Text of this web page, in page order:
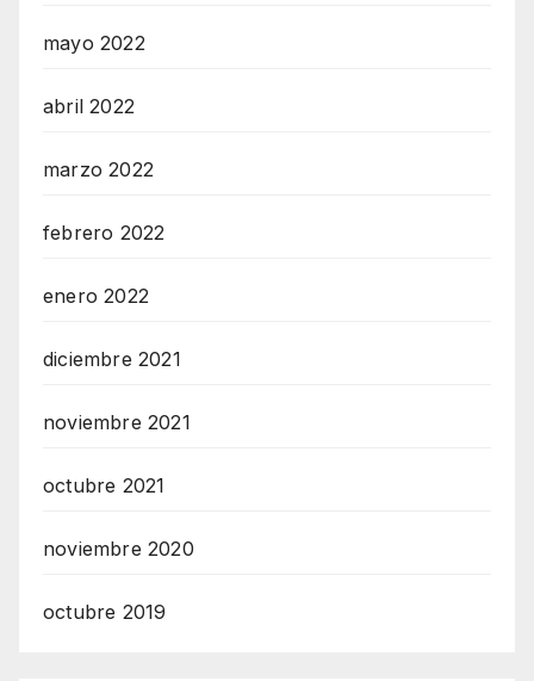
mayo 2022
abril 2022
marzo 2022
febrero 2022
enero 2022
diciembre 2021
noviembre 2021
octubre 2021
noviembre 2020
octubre 2019